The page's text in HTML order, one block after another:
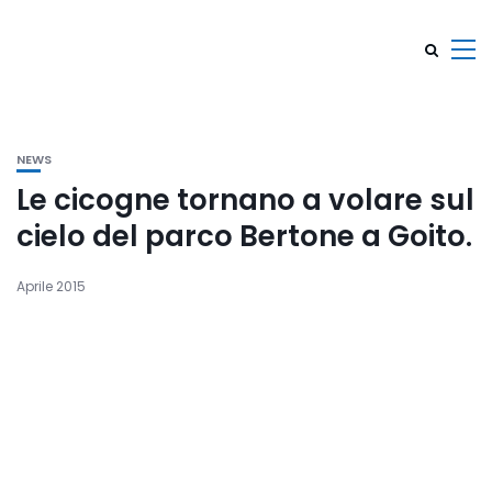
NEWS
Le cicogne tornano a volare sul
cielo del parco Bertone a Goito.
Aprile 2015